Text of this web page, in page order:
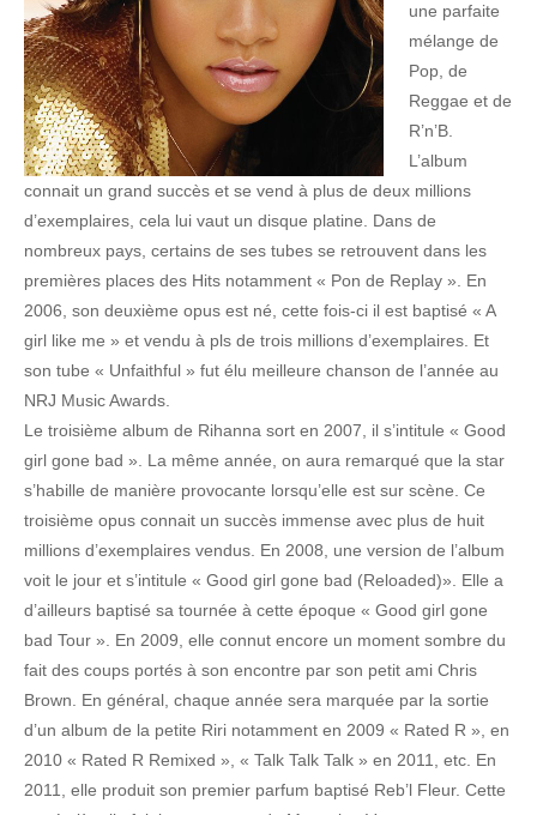
une parfaite
mélange de
Pop, de
Reggae et de
R’n’B.
L’album
connait un grand succès et se vend à plus de deux millions
d’exemplaires, cela lui vaut un disque platine. Dans de
nombreux pays, certains de ses tubes se retrouvent dans les
premières places des Hits notamment « Pon de Replay ». En
2006, son deuxième opus est né, cette fois-ci il est baptisé « A
girl like me » et vendu à pls de trois millions d’exemplaires. Et
son tube « Unfaithful » fut élu meilleure chanson de l’année au
NRJ Music Awards.
Le troisième album de Rihanna sort en 2007, il s’intitule « Good
girl gone bad ». La même année, on aura remarqué que la star
s’habille de manière provocante lorsqu’elle est sur scène. Ce
troisième opus connait un succès immense avec plus de huit
millions d’exemplaires vendus. En 2008, une version de l’album
voit le jour et s’intitule « Good girl gone bad (Reloaded)». Elle a
d’ailleurs baptisé sa tournée à cette époque « Good girl gone
bad Tour ». En 2009, elle connut encore un moment sombre du
fait des coups portés à son encontre par son petit ami Chris
Brown. En général, chaque année sera marquée par la sortie
d’un album de la petite Riri notamment en 2009 « Rated R », en
2010 « Rated R Remixed », « Talk Talk Talk » en 2011, etc. En
2011, elle produit son premier parfum baptisé Reb’l Fleur. Cette